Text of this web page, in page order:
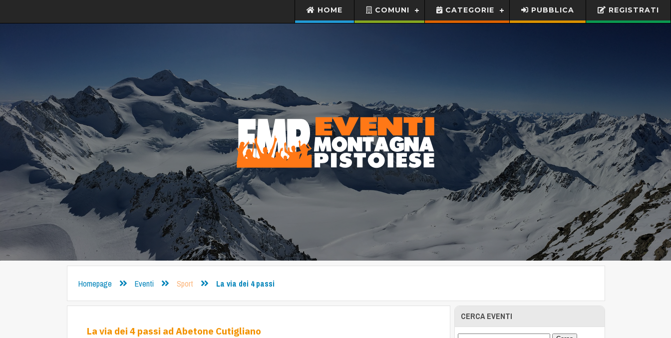
HOME COMUNI CATEGORIE PUBBLICA REGISTRATI
Homepage Eventi Sport La via dei 4 passi
La via dei 4 passi ad Abetone Cutigliano
CERCA EVENTI